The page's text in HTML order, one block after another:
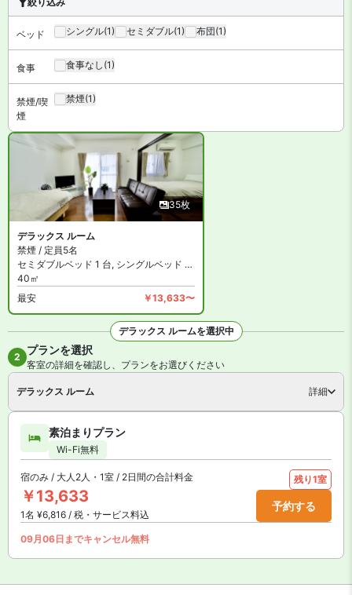
お部屋です。ホテル1Fにレストランがあります。最寄りのコンビニ
【館内施設・サービス】
【全室禁煙】 客室数は全 10 室。インターネットは無料 WiFiが利用
可能です。客室設備は洗濯機や乾燥機があります。
ベッド シングル(1) セミダブル(1) 布団(1)
食事 食事なし (1)
禁煙/喫
煙
禁煙(1)
35枚
デラックス ルーム
禁煙 / 定員5名
セミダブルベッド 1 台, シングルベッド 1 台, シングルソファーベッド 1 台およ
40㎡
最安
￥13,633〜
デラックス ルームを選択中
2 プランを選択
客室の詳細を確認し、プランをお選びください
デラックス ルーム 詳細
素泊まりプラン
Wi-Fi無料
宿のみ / 大人2人・1室 / 2日間の合計料金
￥13,633
1名 ¥6,816 / 税・サービス料込
残り1室
予約する
09月06日までキャンセル無料